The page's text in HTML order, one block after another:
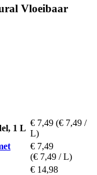
Vloeibaar
1 L
€ 7,49 (€ 7,49 /
L)
€ 7,49
(€ 7,49 / L)
€ 14,98